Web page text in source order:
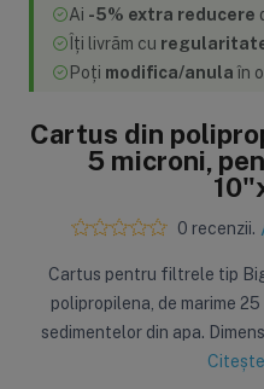
Ai -5% extra reducere
Îți livrăm cu
Poți modifica/anula în
Cartus din
5 microni,
0 recenzii.
Cartus pentru filtrele tip
polipropilena, de marime
sedimentelor din apa.